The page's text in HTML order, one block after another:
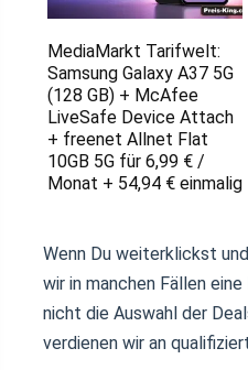
MediaMarkt Tarifwelt:
Samsung Galaxy A37 5G
(128 GB) + McAfee
LiveSafe Device Attach
+ freenet Allnet Flat
10GB 5G für 6,99 € /
Monat + 54,94 € einmalig
Wenn Du weiterklickst
wir in manchen Fällen
nicht die Auswahl der
verdienen wir an